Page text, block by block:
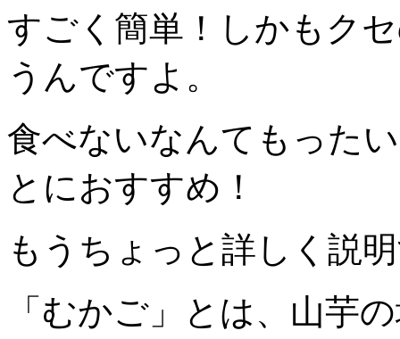
すごく簡単！しかもク
うんですよ。
食べないなんてもった
とにおすすめ！
もうちょっと詳しく説
「むかご」とは、山芋